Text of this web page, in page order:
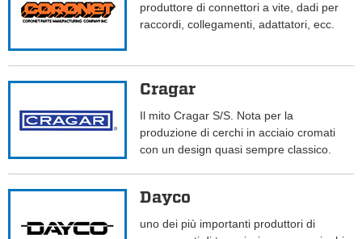
produttore di connettori a vite, dadi per
raccordi, collegamenti, adattatori, ecc.
Cragar
Il mito Cragar S/S. Nota per la
produzione di cerchi in acciaio cromati
con un design quasi sempre classico.
Dayco
uno dei più importanti produttori di